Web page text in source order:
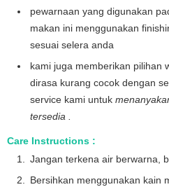
pewarnaan yang digunakan
makan ini menggunakan
sesuai selera anda
kami juga memberikan pilihan
dirasa kurang cocok dengan
service kami untuk
tersedia .
Care Instructions :
Jangan terkena air berwarna,
Bersihkan menggunakan kain